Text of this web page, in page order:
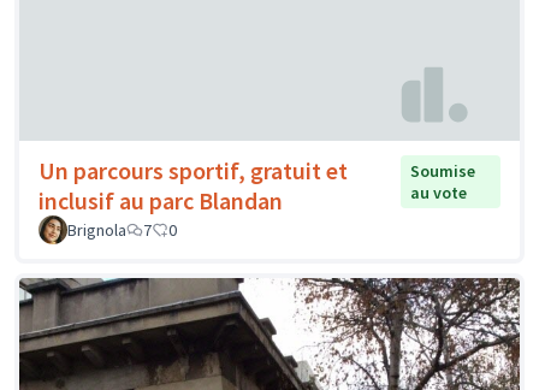
Un parcours sportif, gratuit et
inclusif au parc Blandan
Soumise
au vote
Brignola
7 0